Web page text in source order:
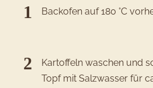
Backofen auf 180 °C
Kartoffeln waschen und
Topf mit Salzwasser für